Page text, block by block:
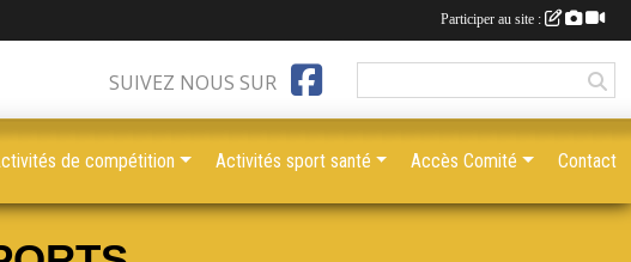
SUIVEZ NOUS SUR
de compétition Activités sport santé Accès Comité Contact
Participer au site :